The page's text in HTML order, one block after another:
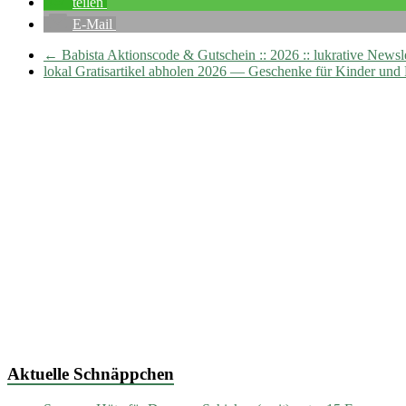
E-Mail
← Babista Aktionscode & Gutschein :: 2026 :: lukrative
lokal Gratisartikel abholen 2026 — Geschenke für Kinder und
Aktuelle Schnäppchen